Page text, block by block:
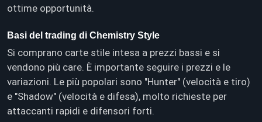
ottime opportunità.
Basi del trading di Chemistry Style
Si comprano carte stile intesa a prezzi bassi e si
vendono più care. È importante seguire i prezzi e le
variazioni. Le più popolari sono "Hunter" (velocità e tiro)
e "Shadow" (velocità e difesa), molto richieste per
attaccanti rapidi e difensori forti.